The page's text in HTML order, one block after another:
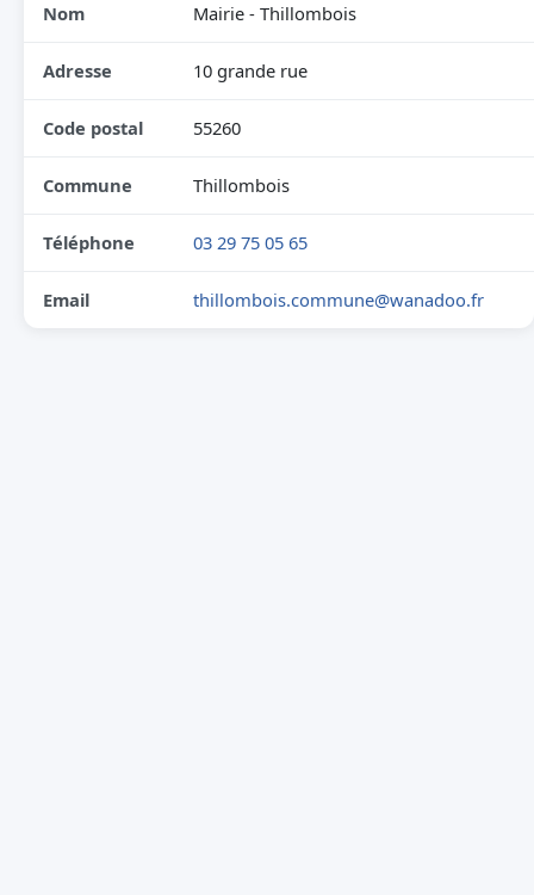
Nom Mairie - Thillombois
Adresse 10 grande rue
Code postal 55260
Commune Thillombois
Téléphone 03 29 75 05 65
Email thillombois.commune@wanadoo.fr